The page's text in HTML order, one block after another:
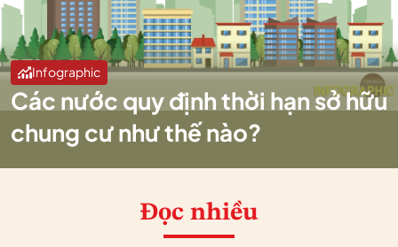
Infographic
Các nước quy định thời hạn sở hữu
chung cư như thế nào?
Đọc nhiều